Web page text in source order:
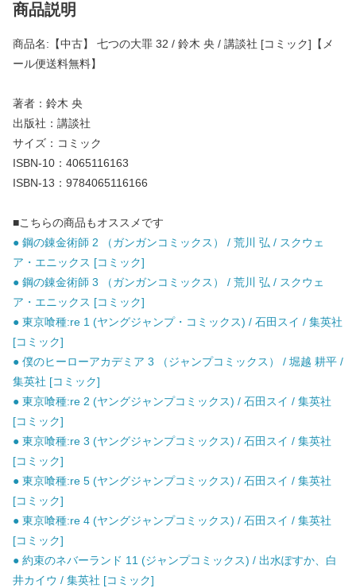
商品説明
商品名:【中古】 七つの大罪 32 / 鈴木 央 / 講談社 [コミック]【メ
ール便送料無料】
著者：鈴木 央
出版社：講談社
サイズ：コミック
ISBN-10：4065116163
ISBN-13：9784065116166
■こちらの商品もオススメです
● 鋼の錬金術師 2 （ガンガンコミックス） / 荒川 弘 / スクウェ
ア・エニックス [コミック]
● 鋼の錬金術師 3 （ガンガンコミックス） / 荒川 弘 / スクウェ
ア・エニックス [コミック]
● 東京喰種:re 1 (ヤングジャンプ・コミックス) / 石田スイ / 集英社
[コミック]
● 僕のヒーローアカデミア 3 （ジャンプコミックス） / 堀越 耕平 /
集英社 [コミック]
● 東京喰種:re 2 (ヤングジャンプコミックス) / 石田スイ / 集英社
[コミック]
● 東京喰種:re 3 (ヤングジャンプコミックス) / 石田スイ / 集英社
[コミック]
● 東京喰種:re 5 (ヤングジャンプコミックス) / 石田スイ / 集英社
[コミック]
● 東京喰種:re 4 (ヤングジャンプコミックス) / 石田スイ / 集英社
[コミック]
● 約束のネバーランド 11 (ジャンプコミックス) / 出水ぽすか、白
井カイウ / 集英社 [コミック]